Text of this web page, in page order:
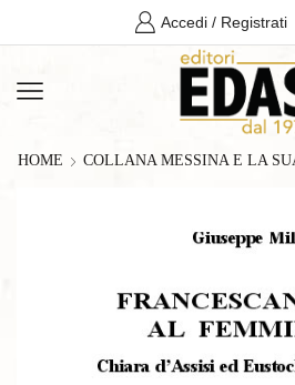
Accedi / Registrati
HOME COLLANA MESSINA E LA